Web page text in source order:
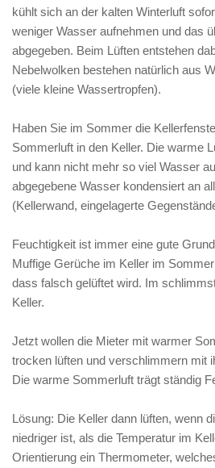
kühlt sich an der kalten Winterluft
weniger Wasser aufnehmen und das
abgegeben. Beim Lüften entstehen
Nebelwolken bestehen natürlich aus
(viele kleine Wassertropfen).
Haben Sie im Sommer die
Sommerluft in den Keller. Die warme
und kann nicht mehr so viel Wasser
abgegebene Wasser kondensiert an
(Kellerwand, eingelagerte
Feuchtigkeit ist immer eine gute
Muffige Gerüche im Keller im
dass falsch gelüftet wird. Im
Keller.
Jetzt wollen die Mieter mit warmer
trocken lüften und verschlimmern mit
Die warme Sommerluft trägt ständig
Lösung: Die Keller dann lüften, wenn
niedriger ist, als die Temperatur im
Orientierung ein Thermometer,